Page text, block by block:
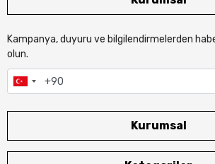
Kampanya, duyuru ve bilgilendirmelerden
olun.
Kurumsal